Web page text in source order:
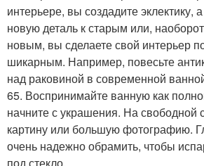
интерьере, вы создадите эклектику,
новую деталь к старым или,
новым, вы сделаете свой интерьер
шикарным. Например, повесьте
над раковиной в современной
65. Воспринимайте ванную как
начните с украшения. На свободной
картину или большую фотографию.
очень надежно обрамить, чтобы
под стекло.